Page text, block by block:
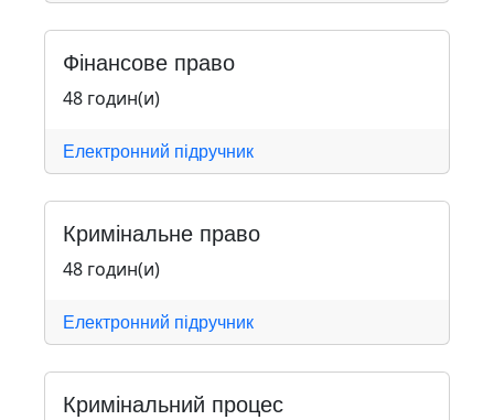
Фінансове право
48 годин(и)
Електронний підручник
Кримінальне право
48 годин(и)
Електронний підручник
Кримінальний процес